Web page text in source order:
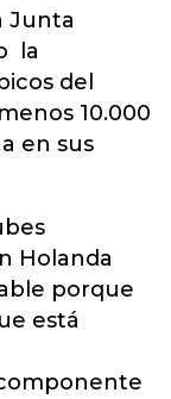
Junta
la
del
10.000
en sus
Holanda
porque
está